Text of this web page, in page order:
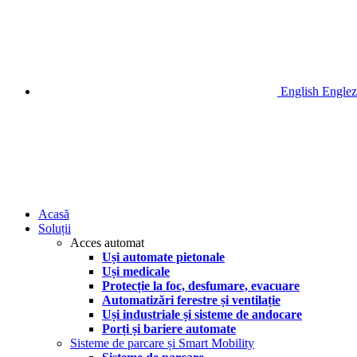
English
Acasă
Soluții
Acces automat
Uși automate pietonale
Uși medicale
Protecție la foc, desfumare, evacuare
Automatizări ferestre și ventilație
Uși industriale și sisteme de andocare
Porți și bariere automate
Sisteme de parcare și Smart Mobility